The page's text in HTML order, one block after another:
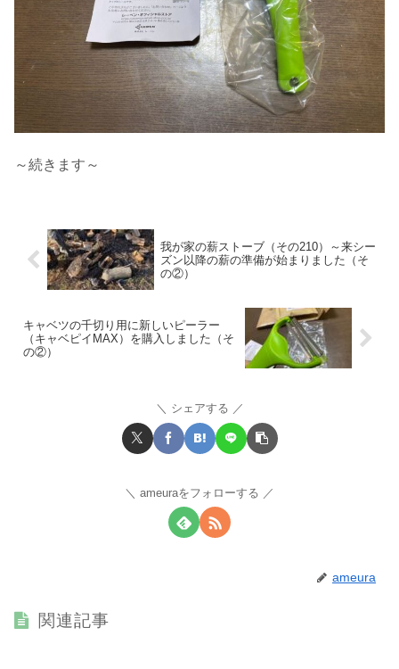
～続きます～
我が家の薪ストーブ（その210）～来シー
ズン以降の薪の準備が始まりました（そ
の②）
キャベツの千切り用に新しいピーラー
（キャベピイMAX）を購入しました（そ
の②）
シェアする
ameuraをフォローする
ameura
関連記事